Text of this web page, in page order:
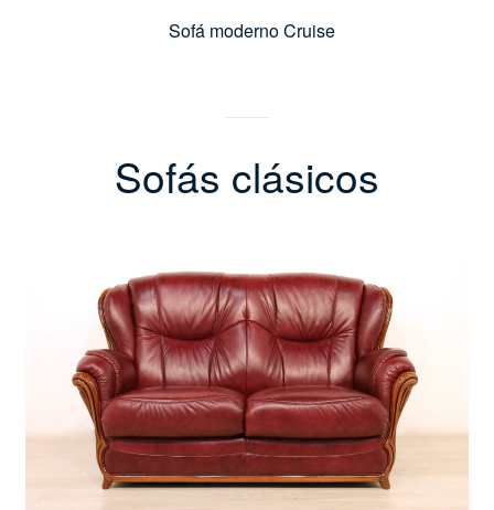
Sofá moderno Cruise
Sofás clásicos